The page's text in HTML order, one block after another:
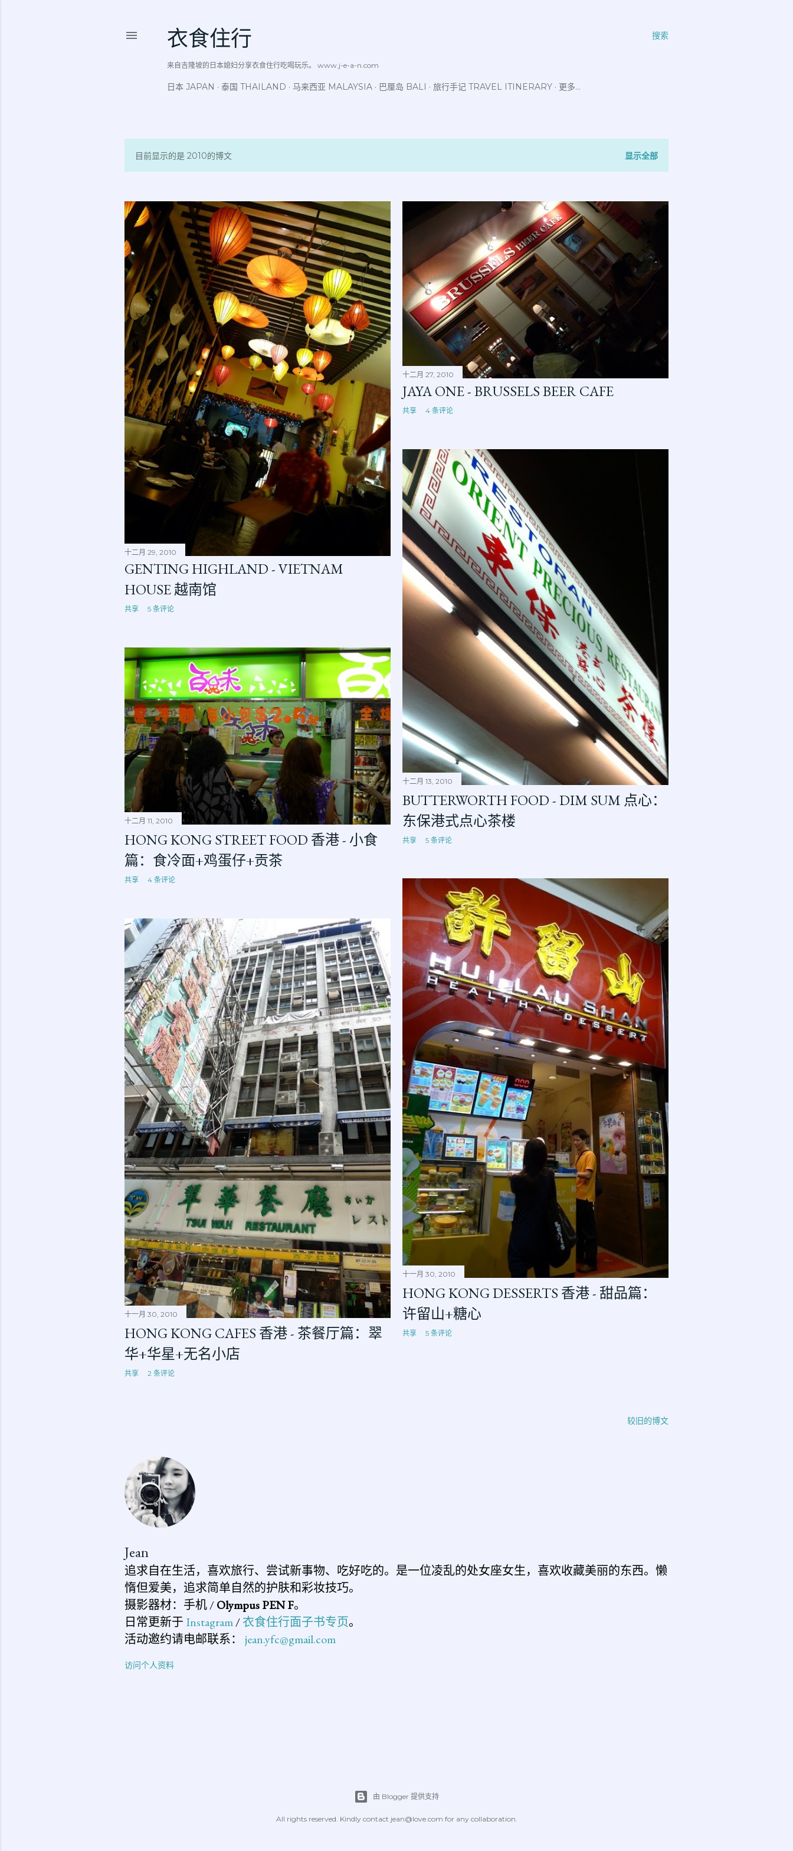
搜索
衣食住行
来自吉隆坡的日本媳妇分享衣食住行吃喝玩乐。 www.j-e-a-n.com
日本 JAPAN 泰国 THAILAND 马来西亚 MALAYSIA 巴厘岛 BALI 旅行手记 TRAVEL ITINERARY 更多…
博
目前显示的是 2010的博文 显示全部
十二月 29, 2010
GENTING HIGHLAND - VIETNAM
HOUSE 越南馆
共享 5 条评论
十二月 27, 2010
JAYA ONE - BRUSSELS BEER CAFE
共享 4 条评论
十二月 13, 2010
BUTTERWORTH FOOD - DIM SUM 点心：
东保港式点心茶楼
共享 5 条评论
十二月 11, 2010
HONG KONG STREET FOOD 香港 - 小食
篇：食冷面+鸡蛋仔+贡茶
共享 4 条评论
十一月 30, 2010
HONG KONG DESSERTS 香港 - 甜品篇：
许留山+糖心
共享 5 条评论
十一月 30, 2010
HONG KONG CAFES 香港 - 茶餐厅篇：翠
华+华星+无名小店
共享 2 条评论
较旧的博文
Jean
追求自在生活，喜欢旅行、尝试新事物、吃好吃的。是一位凌乱的处女座女生，喜欢收藏美丽的东西。懒
惰但爱美，追求简单自然的护肤和彩妆技巧。
摄影器材：手机 /Olympus PEN F。
日常更新于 Instagram/衣食住行面子书专页。
活动邀约请电邮联系： jean.yfc@gmail.com
访问个人资料
由 Blogger 提供支持
All rights reserved. Kindly contact jean@love.com for any collaboration.